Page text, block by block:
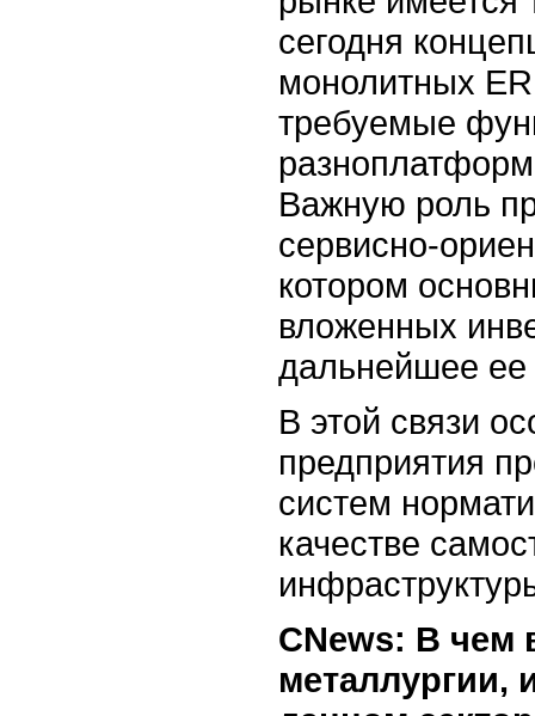
сегодня
монолитных
требуемые
Важную роль
сервисно-
котором
вложенных
дальнейшее ее
В этой связи
предприятия
систем
качестве
CNews: В чем
металлургии,